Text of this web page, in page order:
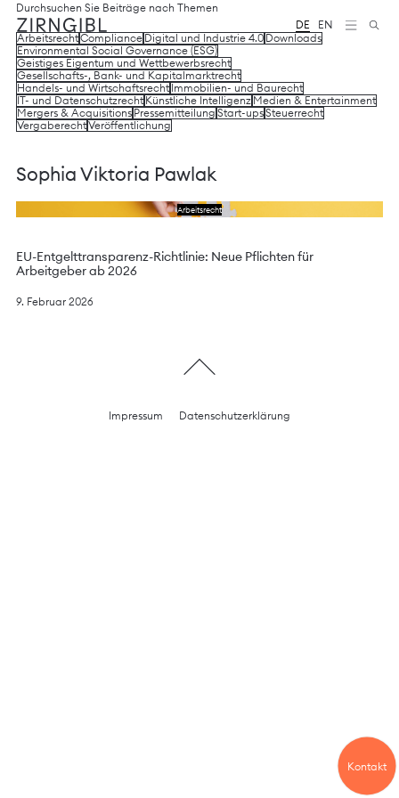
Zum
Inhalt
springen
Diese
Website
Zirngibl,
eine
Wirtschaftskanzlei,
wurde
vom
Digitalbüro
gestaltet
und
technisch
umgesetzt
Fokus
durchdachtes
DE EN
Kontakt
Sophia Viktoria Pawlak
Durchsuchen Sie Beiträge nach Themen
ArbeitsrechtCompliance Digital und Industrie 4.0 Downloads
Environmental Social Governance (ESG)
Geistiges Eigentum und Wettbewerbsrecht
Gesellschafts-, Bank- und Kapitalmarktrecht
Handels- und Wirtschaftsrecht Immobilien- und Baurecht
IT- und Datenschutzrecht Künstliche Intelligenz Medien & Entertainment
Mergers & Acquisitions Pressemitteilung Start-upsSteuerrecht
VergaberechtVeröffentlichung
Lesen Sie das Schreiben
Arbeitsrecht
EU-Entgelttransparenz-Richtlinie: Neue Pflichten für
Arbeitgeber ab 2026
9. Februar 2026
Impressum Datenschutzerklärung